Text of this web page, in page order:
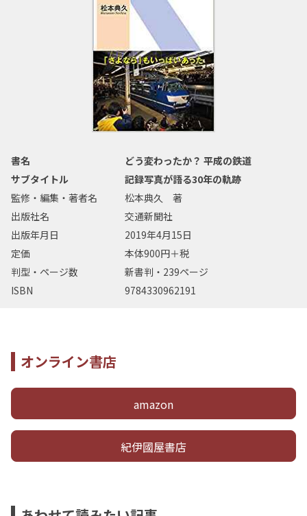
書名
どう変わったか？ 平成の鉄道
サブタイトル
記録写真が語る30年の軌跡
監修・編集・著者名
松本典久 著
出版社名
交通新聞社
出版年月日
2019年4月15日
定価
本体900円＋税
判型・ページ数
新書判・239ページ
ISBN
9784330962191
オンライン書店
amazon
紀伊國屋書店